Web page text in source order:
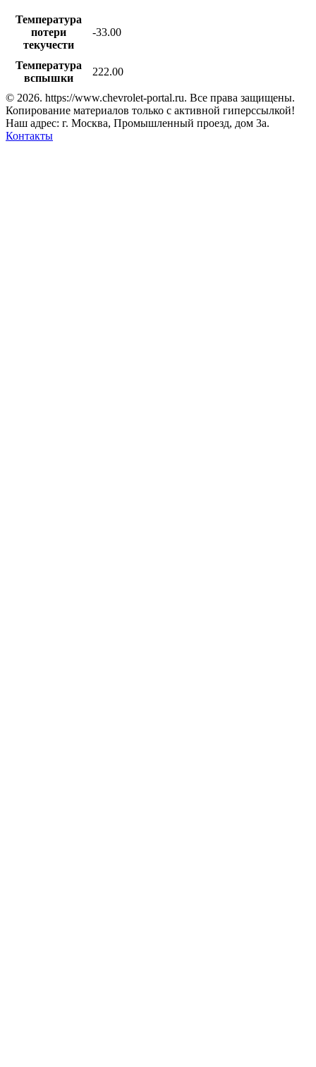
Температура
потери
текучести
-33.00
Температура
вспышки
222.00
© 2026. https://www.chevrolet-portal.ru. Все права защищены.
Копирование материалов только с активной гиперссылкой!
Наш адрес: г. Москва, Промышленный проезд, дом 3а.
Контакты